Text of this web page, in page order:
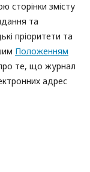
сторінки змісту
та
пріоритети та
Положенням
те, що журнал
адрес